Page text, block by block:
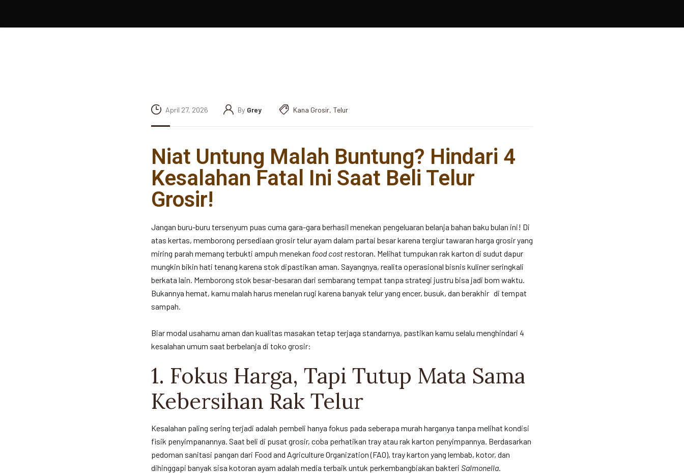
April 27, 2026 By Grey Kana Grosir, Telur
Niat Untung Malah Buntung? Hindari 4
Kesalahan Fatal Ini Saat Beli Telur
Grosir!
Jangan buru-buru tersenyum puas cuma gara-gara berhasil menekan pengeluaran belanja bahan baku bulan ini! Di
atas kertas, memborong persediaan grosir telur ayam dalam partai besar karena tergiur tawaran harga grosir yang
miring parah memang terbukti ampuh menekan food costrestoran. Melihat tumpukan rak karton di sudut dapur
mungkin bikin hati tenang karena stok dipastikan aman. Sayangnya, realita operasional bisnis kuliner seringkali
berkata lain. Memborong stok besar-besaran dari sembarang tempat tanpa strategi justru bisa jadi bom waktu.
Bukannya hemat, kamu malah harus menelan rugi karena banyak telur yang encer, busuk, dan berakhir di tempat
sampah.
Biar modal usahamu aman dan kualitas masakan tetap terjaga standarnya, pastikan kamu selalu menghindari 4
kesalahan umum saat berbelanja di toko grosir:
1. Fokus Harga, Tapi Tutup Mata Sama
Kebersihan Rak Telur
Kesalahan paling sering terjadi adalah pembeli hanya fokus pada seberapa murah harganya tanpa melihat kondisi
fisik penyimpanannya. Saat beli di pusat grosir, coba perhatikan tray atau rak karton penyimpannya. Berdasarkan
pedoman sanitasi pangan dari Food and Agriculture Organization (FAO), tray karton yang lembab, kotor, dan
dihinggapi banyak sisa kotoran ayam adalah media terbaik untuk perkembangbiakan bakteri Salmonella.